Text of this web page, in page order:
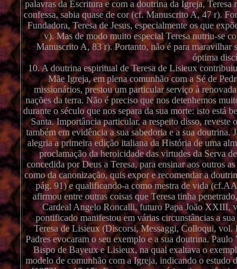
palavras da Escritura e com a doutrina da Igreja,
confessa, sabia quase de cor (cf. Manuscrito A, 47 r).
Fundadora, Teresa de Jesus, especialmente os que
v). Mas de modo muito especial Teresa nutriu-se
Manuscrito A, 83 r). Portanto, não é para maravilhar
óptima
10. A doutrina espiritual de Teresa de Lisieux
Mãe Igreja, em plena comunhão com a Sé de
missionários, prestou um particular serviço à
nações da terra. Não é preciso que nos detenhemos
durante o século que nos separa da sua morte: isto está
Santa. Importância particular, a respeito disso,
também em evidência a sua sabedoria e a sua
alegria a primeira edição italiana da História de uma
proclamação da heroicidade das virtudes da Serva
concedida por Deus a Teresa, para ensinar aos outros
como da canonização, quis expor e recomendar a
pág. 91) e qualificando-a como mestra de vida
afirmou entre outras coisas que Teresa tinha
Cardeal Angelo Roncalli, futuro Papa João XXIII,
pontificado manifestou em várias circunstâncias a
Teresa de Lisieux (Discorsi, Messaggi, Colloqui,
Padres evocaram o seu exemplo e a sua doutrina.
Bispo de Bayeux e Lisieux, na qual exaltava o
modelo de comunhão com a Igreja, indicando o estudo